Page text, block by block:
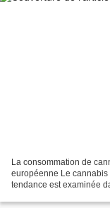
La consommation de
européenne Le
tendance est examinée